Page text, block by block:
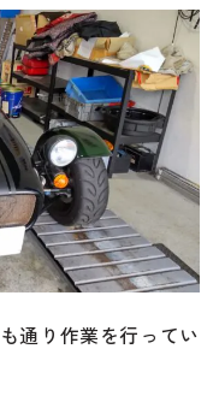
のご相談
にも、オンラインで
ンでのご連絡をご
通り作業を行ってい